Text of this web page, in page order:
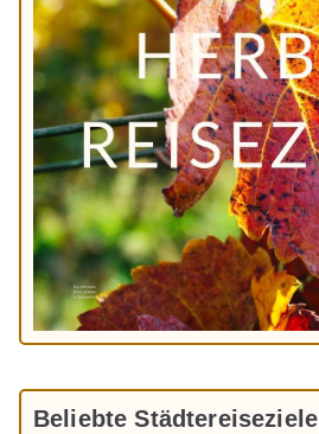
Beliebte Städtereiseziele